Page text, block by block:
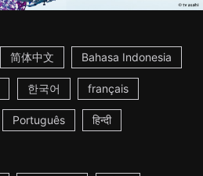
简体中文 Bahasa Indonesia
한국어 français
Português हिन्दी